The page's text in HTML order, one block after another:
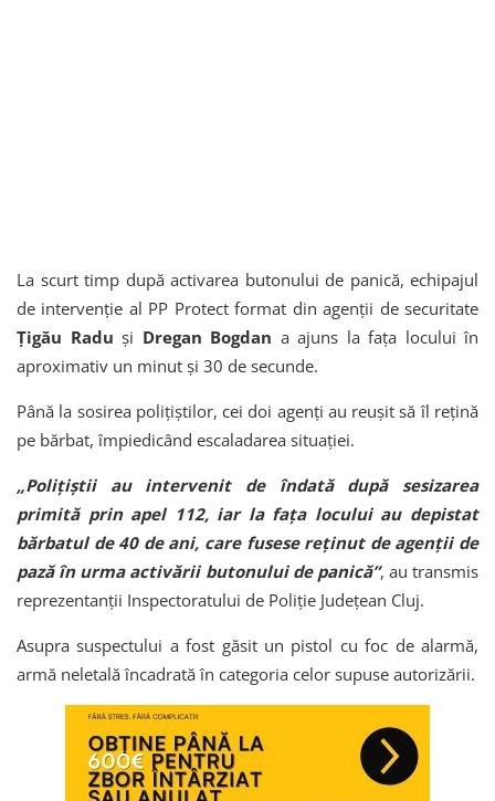
La scurt timp după activarea butonului de panică, echipajul
de intervenție al PP Protect format din agenții de securitate
Țigău Radu și Dregan Bogdan a ajuns la fața locului în
aproximativ un minut și 30 de secunde.
Până la sosirea polițiștilor, cei doi agenți au reușit să îl rețină
pe bărbat, împiedicând escaladarea situației.
„Polițiștii au intervenit de îndată după sesizarea
primită prin apel 112, iar la fața locului au depistat
bărbatul de 40 de ani, care fusese reținut de agenții de
pază în urma activării butonului de panică”, au transmis
reprezentanții Inspectoratului de Poliție Județean Cluj.
Asupra suspectului a fost găsit un pistol cu foc de alarmă,
armă neletală încadrată în categoria celor supuse autorizării.